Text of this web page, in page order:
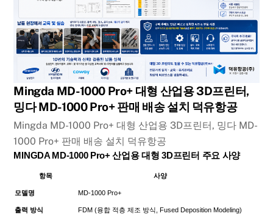
Mingda MD-1000 Pro+ 대형 산업용 3D프린터,
밍다 MD-1000 Pro+ 판매 배송 설치 덕유항공
Mingda MD-1000 Pro+ 대형 산업용 3D프린터, 밍다 MD-
1000 Pro+ 판매 배송 설치 덕유항공
MINGDA MD-1000 Pro+ 산업용 대형 3D프린터 주요 사양
항목 사양
모델명 MD-1000 Pro+
출력 방식 FDM (융합 적층 제조 방식, Fused Deposition Modeling)